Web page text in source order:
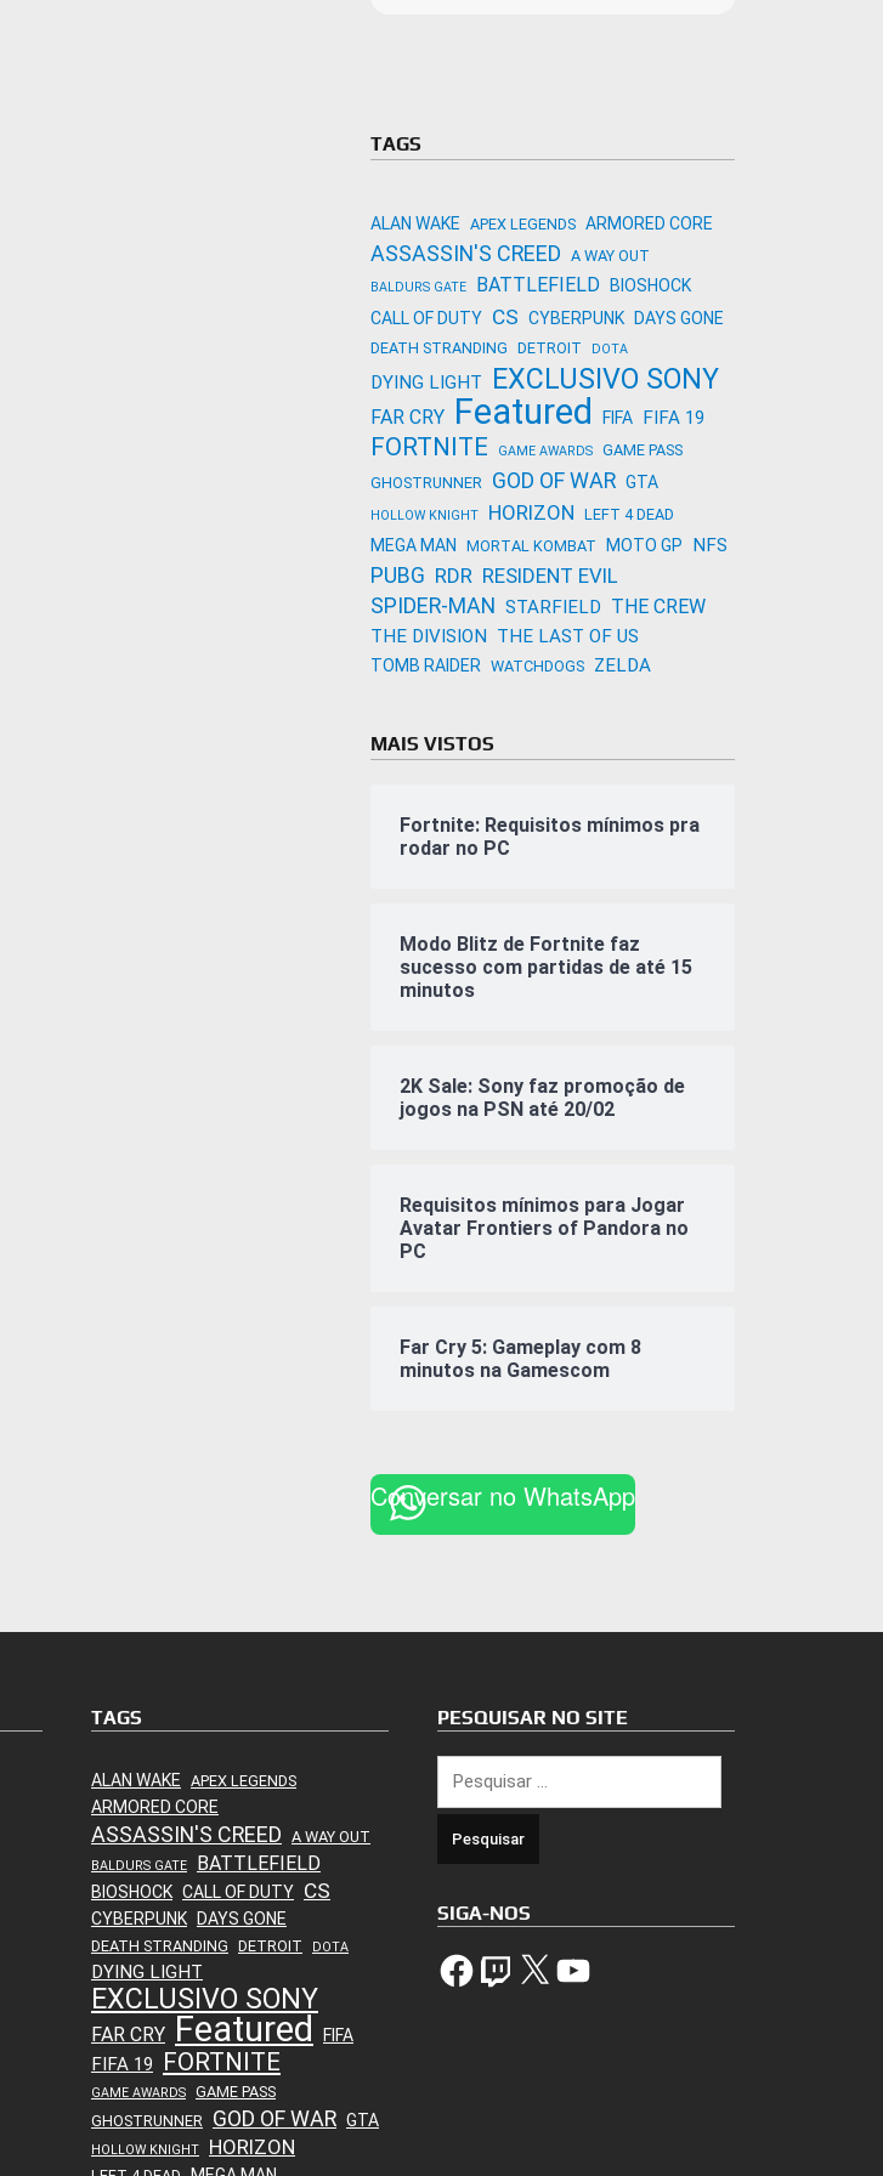
TAGS
ALAN WAKE APEX LEGENDS ARMORED CORE
ASSASSIN'S CREED A WAY OUT
BALDURS GATE BATTLEFIELD
BIOSHOCK
CALL OF DUTY CS CYBERPUNK DAYS GONE
DEATH STRANDING DETROIT DOTA
DYING LIGHT EXCLUSIVO SONY
FAR CRY Featured FIFA FIFA 19
FORTNITE GAME AWARDS
GAME PASS
GHOSTRUNNER GOD OF WAR GTA
HOLLOW KNIGHT HORIZON LEFT 4 DEAD
MEGA MAN MORTAL KOMBAT MOTO GP NFS
PUBG RDR RESIDENT EVIL
SPIDER-MAN STARFIELD THE CREW
THE DIVISION THE LAST OF US
TOMB RAIDER WATCHDOGS ZELDA
MAIS VISTOS
Fortnite: Requisitos mínimos pra
rodar no PC
Modo Blitz de Fortnite faz
sucesso com partidas de até 15
minutos
2K Sale: Sony faz promoção de
jogos na PSN até 20/02
Requisitos mínimos para Jogar
Avatar Frontiers of Pandora no
PC
Far Cry 5: Gameplay com 8
minutos na Gamescom
Conversar no WhatsApp
TAGS
ALAN WAKE APEX LEGENDS
ARMORED CORE
ASSASSIN'S CREED A WAY OUT
BALDURS GATE BATTLEFIELD
BIOSHOCK CALL OF DUTY CS
CYBERPUNK DAYS GONE
DEATH STRANDING DETROIT DOTA
DYING LIGHT
EXCLUSIVO SONY
FAR CRY Featured FIFA
FIFA 19 FORTNITE
GAME AWARDS
GAME PASS
GHOSTRUNNER GOD OF WAR GTA
HOLLOW KNIGHT HORIZON
PESQUISAR NO SITE
por:
SIGA-NOS
FacebookTwitch X YouTube